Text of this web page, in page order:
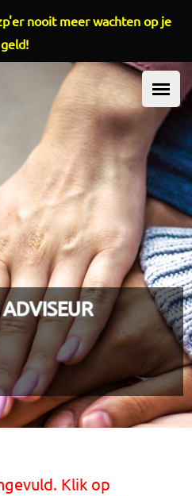
gaan
Klik op
nooit meer wachten op je
geld!